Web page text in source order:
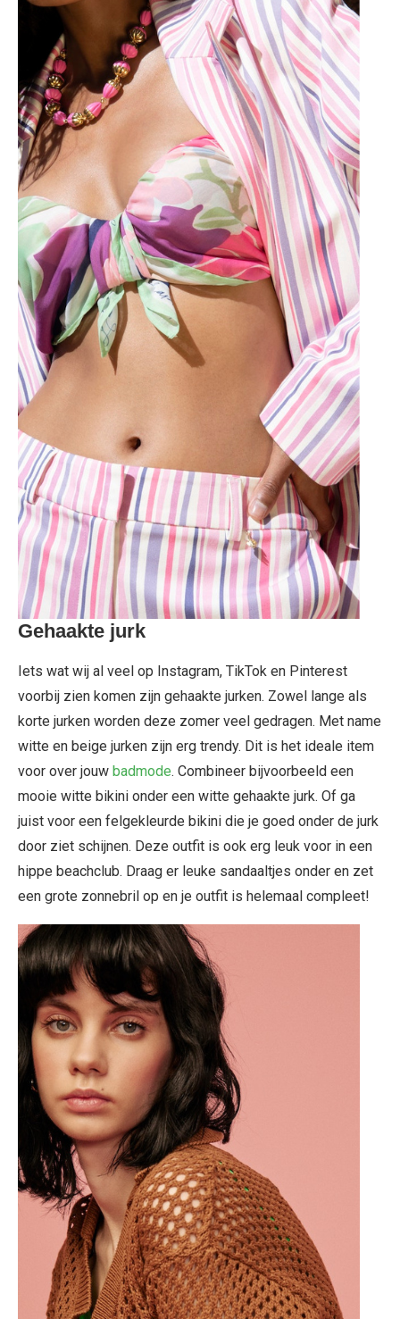
Gehaakte jurk
Iets wat wij al veel op Instagram, TikTok en Pinterest
voorbij zien komen zijn gehaakte jurken. Zowel lange als
korte jurken worden deze zomer veel gedragen. Met name
witte en beige jurken zijn erg trendy. Dit is het ideale item
voor over jouw badmode. Combineer bijvoorbeeld een
mooie witte bikini onder een witte gehaakte jurk. Of ga
juist voor een felgekleurde bikini die je goed onder de jurk
door ziet schijnen. Deze outfit is ook erg leuk voor in een
hippe beachclub. Draag er leuke sandaaltjes onder en zet
een grote zonnebril op en je outfit is helemaal compleet!